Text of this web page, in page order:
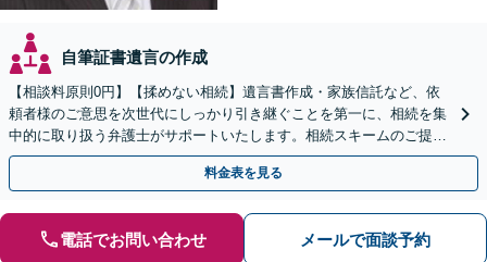
自筆証書遺言の作成
【相談料原則0円】【揉めない相続】遺言書作成・家族信託など、依
頼者様のご意思を次世代にしっかり引き継ぐことを第一に、相続を集
中的に取り扱う弁護士がサポートいたします。相続スキームのご提案
から遺言執行まで責任を持って対応させていただきます。
料金表を見る
電話でお問い合わせ メールで面談予約